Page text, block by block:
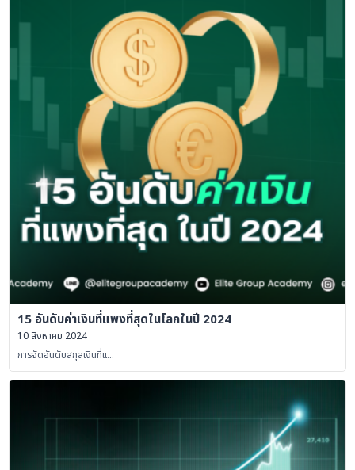
15 อันดับค่าเงินที่แพงที่สุดในโลกในปี 2024
10 สิงหาคม 2024
การจัดอันดับสกุลเงินที่แ…